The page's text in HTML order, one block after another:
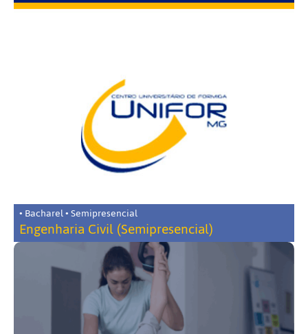
• Bacharel • Semipresencial
Engenharia Civil (Semipresencial)